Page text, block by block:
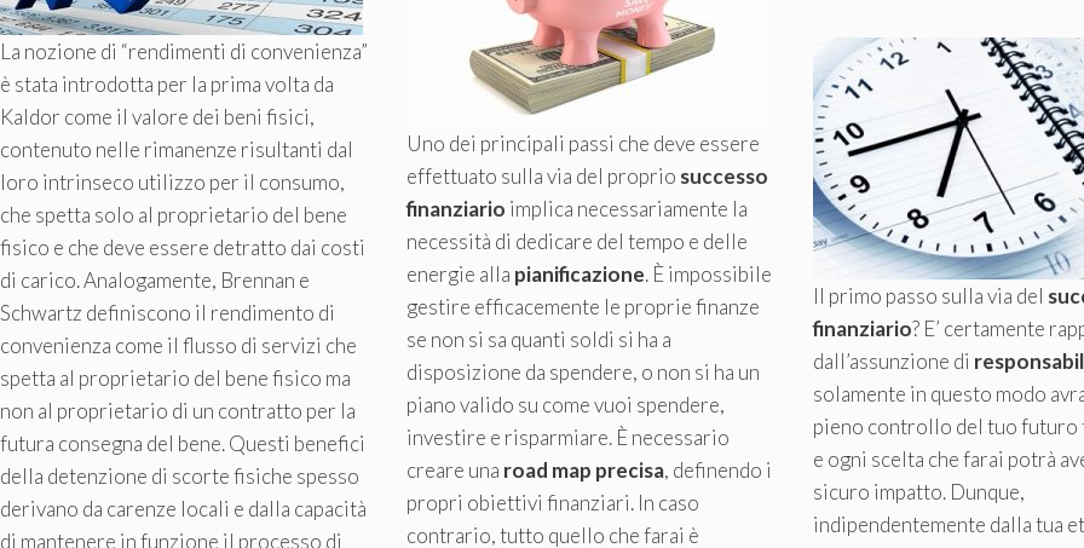
La nozione di “rendimenti di convenienza”
è stata introdotta per la prima volta da
Kaldor come il valore dei beni fisici,
contenuto nelle rimanenze risultanti dal
loro intrinseco utilizzo per il consumo,
che spetta solo al proprietario del bene
fisico e che deve essere detratto dai costi
di carico. Analogamente, Brennan e
Schwartz definiscono il rendimento di
convenienza come il flusso di servizi che
spetta al proprietario del bene fisico ma
non al proprietario di un contratto per la
futura consegna del bene. Questi benefici
della detenzione di scorte fisiche spesso
derivano da carenze locali e dalla capacità
di mantenere in funzione il processo di
Uno dei principali passi che deve essere
effettuato sulla via del proprio successo
finanziario implica necessariamente la
necessità di dedicare del tempo e delle
energie alla pianificazione. È impossibile
gestire efficacemente le proprie finanze
se non si sa quanti soldi si ha a
disposizione da spendere, o non si ha un
piano valido su come vuoi spendere,
investire e risparmiare. È necessario
creare una road map precisa, definendo i
propri obiettivi finanziari. In caso
contrario, tutto quello che farai è
Il primo passo sulla via del
finanziario? E’ certamente
dall’assunzione di
solamente in questo modo
pieno controllo del tuo futuro
e ogni scelta che farai potrà
sicuro impatto. Dunque,
indipendentemente dalla tua